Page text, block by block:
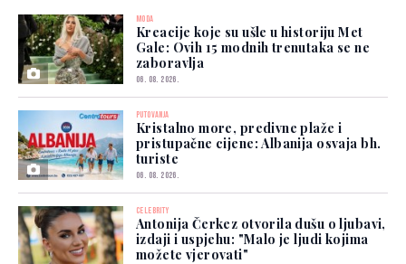
MODA
Kreacije koje su ušle u historiju Met
Gale: Ovih 15 modnih trenutaka se ne
zaboravlja
06. 08. 2026.
PUTOVANJA
Kristalno more, predivne plaže i
pristupačne cijene: Albanija osvaja bh.
turiste
06. 08. 2026.
CELEBRITY
Antonija Čerkez otvorila dušu o ljubavi,
izdaji i uspjehu: "Malo je ljudi kojima
možete vjerovati"